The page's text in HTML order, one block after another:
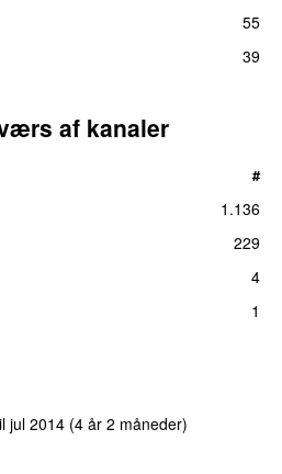
55
39
af kanaler
#
1.136
229
4
1
jul 2014 (4 år 2 måneder)